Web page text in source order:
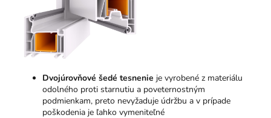
Dvojúrovňové šedé tesnenie je vyrobené z materiálu
odolného proti starnutiu a poveternostným
podmienkam, preto nevyžaduje údržbu a v prípade
poškodenia je ľahko vymeniteľné